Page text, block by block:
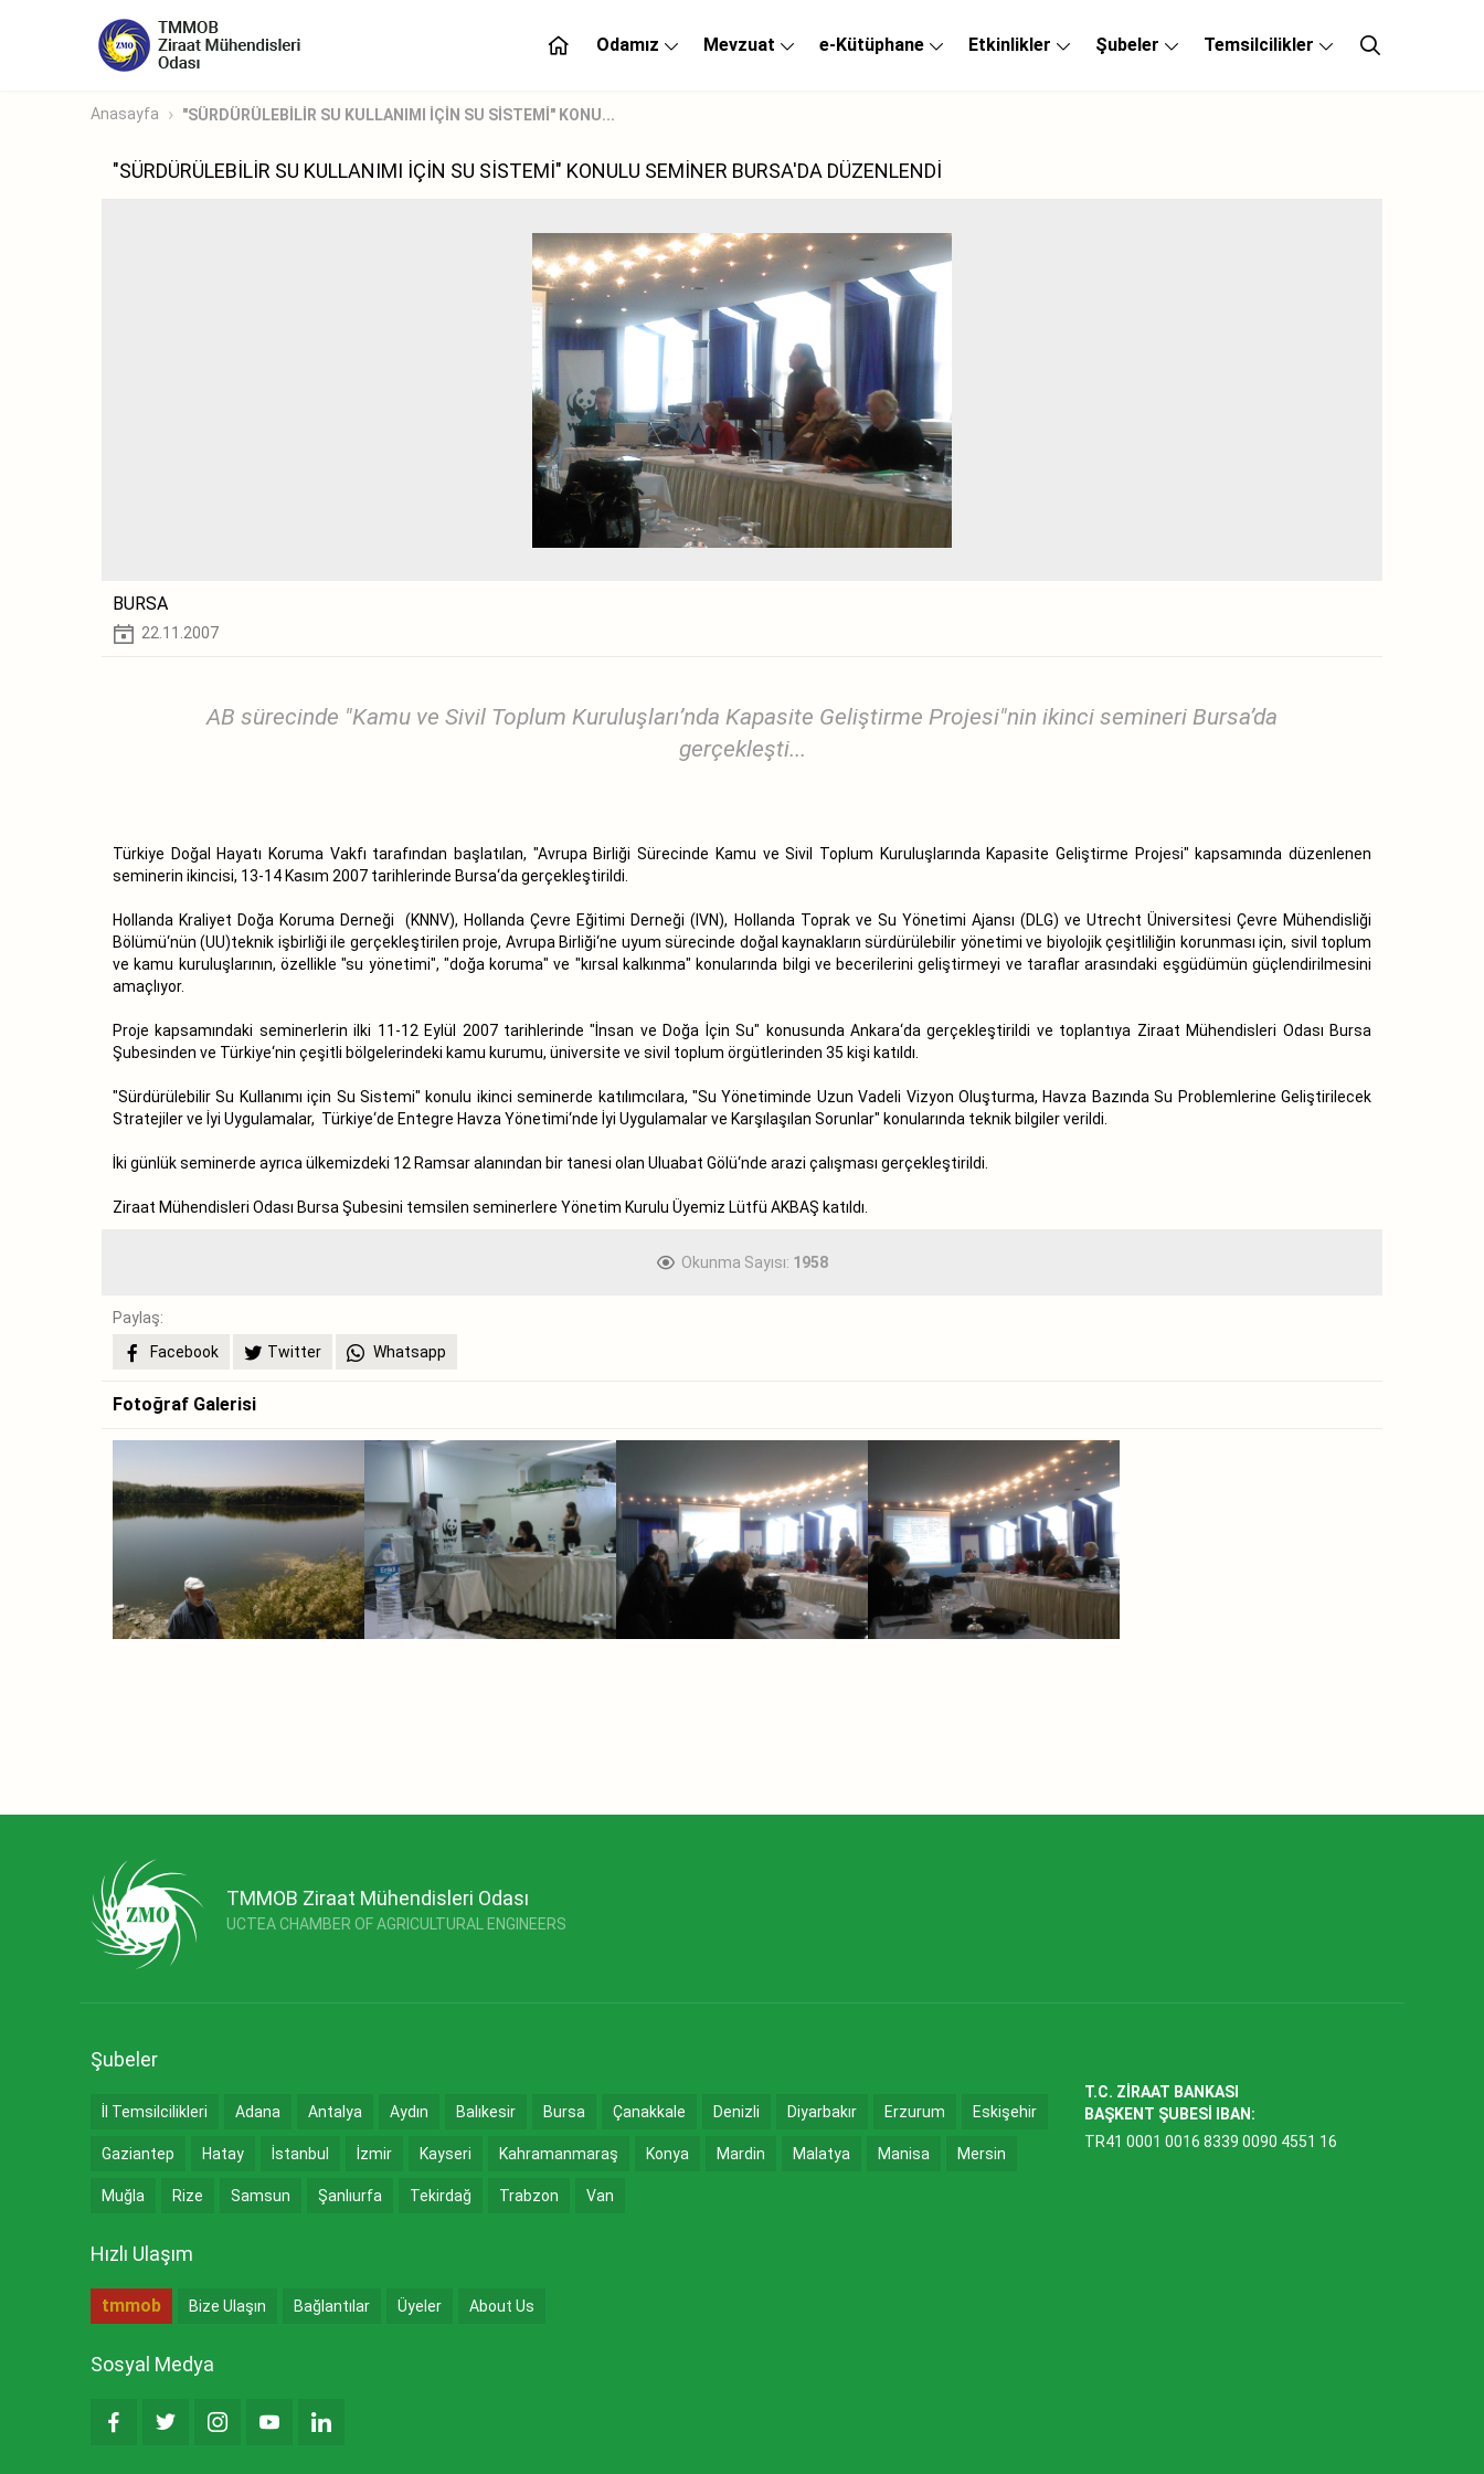
Odamız Mevzuat e-Kütüphane Etkinlikler Şubeler Temsilcilikler
Anasayfa "SÜRDÜRÜLEBİLİR SU KULLANIMI İÇİN SU SİSTEMİ" KONU...
"SÜRDÜRÜLEBİLİR SU KULLANIMI İÇİN SU SİSTEMİ" KONULU SEMİNER BURSA'DA DÜZENLENDİ
BURSA
22.11.2007
AB sürecinde "Kamu ve Sivil Toplum Kuruluşları’nda Kapasite Geliştirme Projesi"nin ikinci semineri Bursa’da
gerçekleşti...
Türkiye Doğal Hayatı Koruma Vakfı tarafından başlatılan, "Avrupa Birliği Sürecinde Kamu ve Sivil Toplum Kuruluşlarında Kapasite Geliştirme Projesi" kapsamında düzenlenen
seminerin ikincisi, 13-14 Kasım 2007 tarihlerinde Bursa‘da gerçekleştirildi.
Hollanda Kraliyet Doğa Koruma Derneği (KNNV), Hollanda Çevre Eğitimi Derneği (IVN), Hollanda Toprak ve Su Yönetimi Ajansı (DLG) ve Utrecht Üniversitesi Çevre Mühendisliği
Bölümü‘nün (UU)teknik işbirliği ile gerçekleştirilen proje, Avrupa Birliği‘ne uyum sürecinde doğal kaynakların sürdürülebilir yönetimi ve biyolojik çeşitliliğin korunması için, sivil toplum
ve kamu kuruluşlarının, özellikle "su yönetimi", "doğa koruma" ve "kırsal kalkınma" konularında bilgi ve becerilerini geliştirmeyi ve taraflar arasındaki eşgüdümün güçlendirilmesini
amaçlıyor.
Proje kapsamındaki seminerlerin ilki 11-12 Eylül 2007 tarihlerinde "İnsan ve Doğa İçin Su" konusunda Ankara‘da gerçekleştirildi ve toplantıya Ziraat Mühendisleri Odası Bursa
Şubesinden ve Türkiye‘nin çeşitli bölgelerindeki kamu kurumu, üniversite ve sivil toplum örgütlerinden 35 kişi katıldı.
"Sürdürülebilir Su Kullanımı için Su Sistemi" konulu ikinci seminerde katılımcılara, "Su Yönetiminde Uzun Vadeli Vizyon Oluşturma, Havza Bazında Su Problemlerine Geliştirilecek
Stratejiler ve İyi Uygulamalar, Türkiye‘de Entegre Havza Yönetimi‘nde İyi Uygulamalar ve Karşılaşılan Sorunlar" konularında teknik bilgiler verildi.
İki günlük seminerde ayrıca ülkemizdeki 12 Ramsar alanından bir tanesi olan Uluabat Gölü‘nde arazi çalışması gerçekleştirildi.
Ziraat Mühendisleri Odası Bursa Şubesini temsilen seminerlere Yönetim Kurulu Üyemiz Lütfü AKBAŞ katıldı.
Okunma Sayısı: 1958
Paylaş:
Facebook
Twitter Whatsapp
Fotoğraf Galerisi
TMMOB Ziraat Mühendisleri Odası
UCTEA CHAMBER OF AGRICULTURAL ENGINEERS
Şubeler
İl Temsilcilikleri Adana Antalya Aydın Balıkesir Bursa Çanakkale Denizli Diyarbakır Erzurum Eskişehir
Gaziantep Hatay İstanbul İzmir Kayseri Kahramanmaraş Konya Mardin Malatya Manisa Mersin
Muğla Rize Samsun Şanlıurfa Tekirdağ Trabzon Van
Hızlı Ulaşım
tmmob Bize Ulaşın Bağlantılar Üyeler About Us
Sosyal Medya
T.C. ZİRAAT BANKASI
BAŞKENT ŞUBESİ IBAN:
TR41 0001 0016 8339 0090 4551 16